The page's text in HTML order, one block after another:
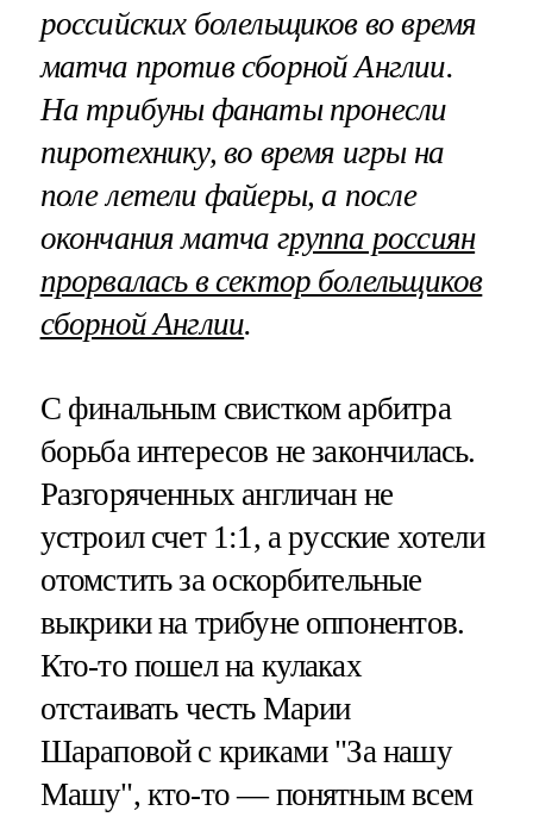
российских болельщиков во время
матча против сборной Англии.
На трибуны фанаты пронесли
пиротехнику, во время игры на
поле летели файеры, а после
окончания матча группа россиян
прорвалась в сектор болельщиков
сборной Англии.
С финальным свистком арбитра
борьба интересов не закончилась.
Разгоряченных англичан не
устроил счет 1:1, а русские хотели
отомстить за оскорбительные
выкрики на трибуне оппонентов.
Кто-то пошел на кулаках
отстаивать честь Марии
Шараповой с криками "За нашу
Машу", кто-то — понятным всем